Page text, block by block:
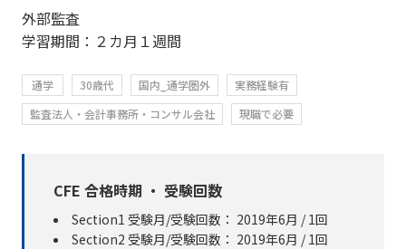
外部監査
学習期間：２カ月１週間
通学 30歳代 国内_通学圏外
実務経験有
監査法人・会計事務所・コンサル会社
現職で必要
CFE 合格時期 ・ 受験回数
Section1 受験月/受験回数： 2019年6月 / 1回
Section2 受験月/受験回数： 2019年6月 / 1回